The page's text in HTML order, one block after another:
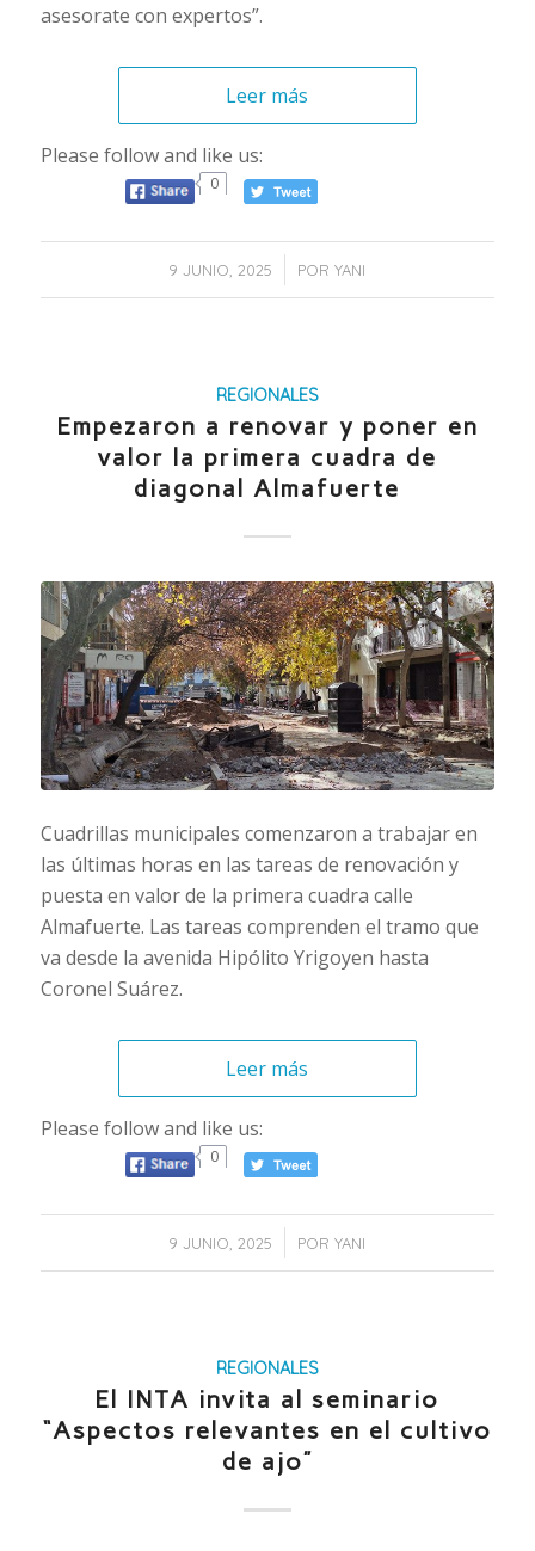
asesorate con expertos”.
Leer más
Please follow and like us:
0
9 JUNIO, 2025
/ PORYANI
REGIONALES
Empezaron a renovar y poner en
valor la primera cuadra de
diagonal Almafuerte
Cuadrillas municipales comenzaron a trabajar en
las últimas horas en las tareas de renovación y
puesta en valor de la primera cuadra calle
Almafuerte. Las tareas comprenden el tramo que
va desde la avenida Hipólito Yrigoyen hasta
Coronel Suárez.
Leer más
Please follow and like us:
0
9 JUNIO, 2025
/ PORYANI
REGIONALES
El INTA invita al seminario
“Aspectos relevantes en el cultivo
de ajo”